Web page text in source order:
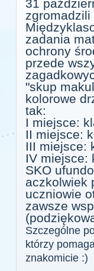
31
zgromadzili
zadania
ochrony
przede
"skup
kolorowe
tak:
I miejsce:
II miejsce:
III miejsce:
IV miejsce:
SKO
aczkolwiek
uczniowie
zawsze
Szczególne
którzy
znakomicie :)